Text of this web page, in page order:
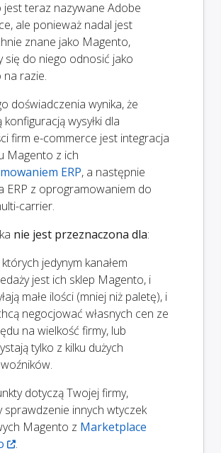
jest teraz nazywane Adobe
ale ponieważ nadal jest
znane jako Magento,
się do niego odnosić jako
razie.
doświadczenia wynika, że
konfiguracją wysyłki dla
firm e-commerce jest integracja
Magento z ich
ERP, a następnie
ERP z oprogramowaniem do
carrier.
nie jest przeznaczona dla:
jedynym kanałem
jest ich sklep Magento, i
małe ilości (mniej niż paletę), i
negocjować własnych cen ze
na wielkość firmy, lub
tylko z kilku dużych
dotyczą Twojej firmy,
sprawdzenie innych wtyczek
Magento z Marketplace
.